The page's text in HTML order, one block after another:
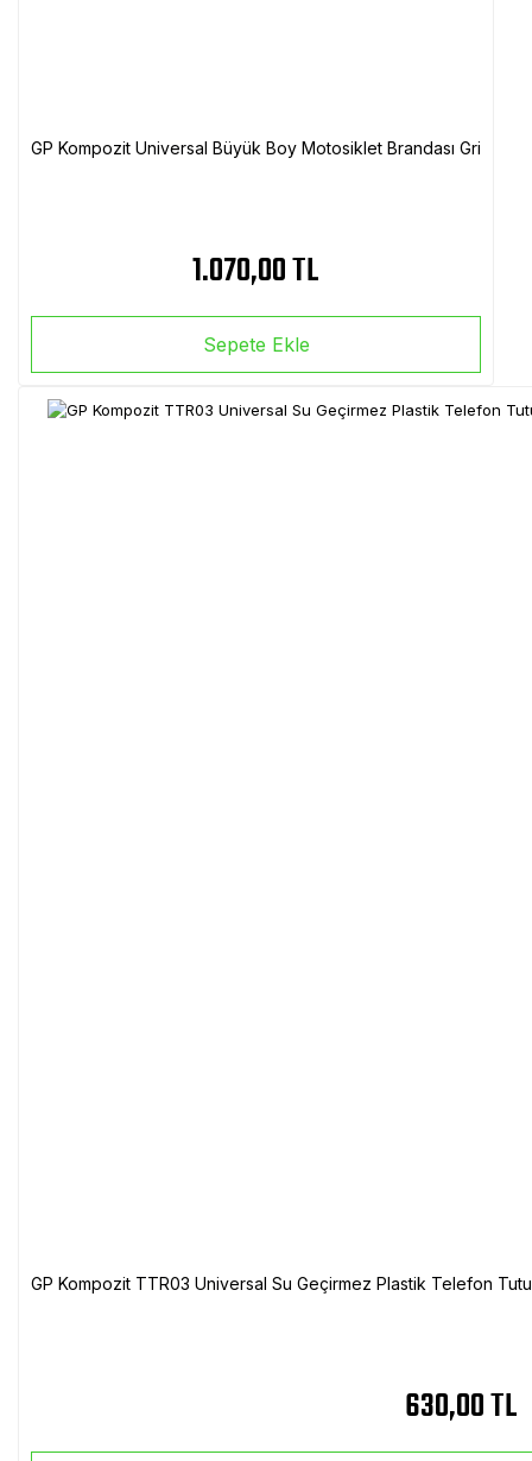
GP Kompozit Universal Büyük Boy Motosiklet Brandası Gri
1.070,00 TL
Sepete Ekle
GP Kompozit TTR03 Universal Su Geçirmez Plastik Telefon
630,00 TL